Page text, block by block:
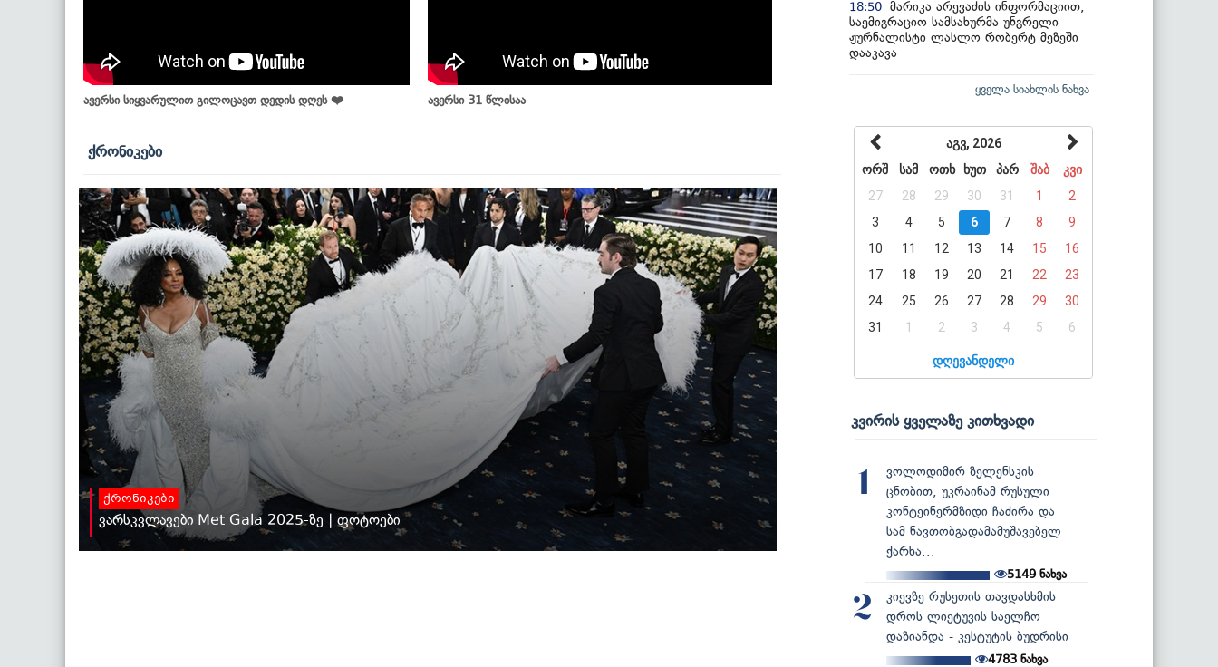
ავერსი სიყვარულით გილოცავთ დედის დღეს ❤️ ავერსი 31 წლისაა
ქრონიკები
ქრონიკები
ვარსკვლავები Met Gala 2025-ზე | ფოტოები
18:50 მარიკა არევაძის ინფორმაციით,
საემიგრაციო სამსახურმა უნგრელი
ჟურნალისტი ლასლო რობერტ მეზეში
დააკავა
ყველა სიახლის ნახვა
აგვ, 2026
ორშ
სამ ოთხ ხუთ პარ შაბ
კვი
27
28 29 30 31 1
2
3
4 5 6 7 8
9
10
11 12 13 14 15
16
17
18 19 20 21 22
23
24
25 26 27 28 29
30
31
1 2 3 4 5 6
დღევანდელი
კვირის ყველაზე კითხვადი
1
ვოლოდიმირ ზელენსკის
ცნობით, უკრაინამ რუსული
კონტეინერმზიდი ჩაძირა და
სამ ნავთობგადამამუშავებელ
ქარხა...
5149 ნახვა
2
კიევზე რუსეთის თავდასხმის
დროს ლიეტუვის საელჩო
დაზიანდა - კესტუტის ბუდრისი
4783 ნახვა